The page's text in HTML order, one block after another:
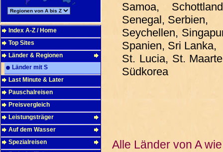
Index A-Z / Home
Top Sites
Länder & Regionen
Länder mit S
Last Minute & Later
Pauschalreisen
Preisvergleich
Leistungsträger
Auf dem Wasser
Spezialreisen
Samoa,
Senegal, Serbien,
Seychellen,
Spanien, Sri Lanka,
St. Lucia, St.
Südkorea
Alle Länder von A